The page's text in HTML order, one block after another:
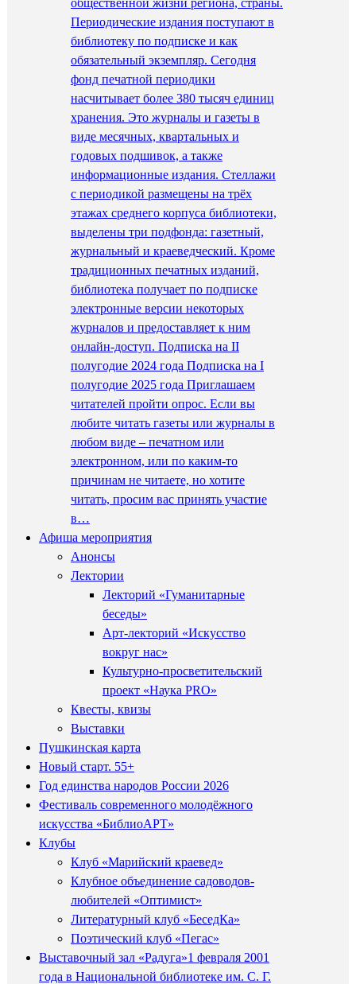
общественной жизни региона, страны.
Периодические издания поступают в
библиотеку по подписке и как
обязательный экземпляр. Сегодня
фонд печатной периодики
насчитывает более 380 тысяч единиц
хранения. Это журналы и газеты в
виде месячных, квартальных и
годовых подшивок, а также
информационные издания. Стеллажи
с периодикой размещены на трёх
этажах среднего корпуса библиотеки,
выделены три подфонда: газетный,
журнальный и краеведческий. Кроме
традиционных печатных изданий,
библиотека получает по подписке
электронные версии некоторых
журналов и предоставляет к ним
онлайн-доступ. Подписка на II
полугодие 2024 года Подписка на I
полугодие 2025 года Приглашаем
читателей пройти опрос. Если вы
любите читать газеты или журналы в
любом виде – печатном или
электронном, или по каким-то
причинам не читаете, но хотите
читать, просим вас принять участие
в…
Афиша мероприятия
Анонсы
Лектории
Лекторий «Гуманитарные
беседы»
Арт-лекторий «Искусство
вокруг нас»
Культурно-просветительский
проект «Наука PRO»
Квесты, квизы
Выставки
Пушкинская карта
Новый старт. 55+
Год единства народов России 2026
Фестиваль современного молодёжного
искусства «БиблиоАРТ»
Клубы
Клуб «Марийский краевед»
Клубное объединение садоводов-
любителей «Оптимист»
Литературный клуб «БеседКа»
Поэтический клуб «Пегас»
Выставочный зал «Радуга»1 февраля 2001
года в Национальной библиотеке им. С. Г.